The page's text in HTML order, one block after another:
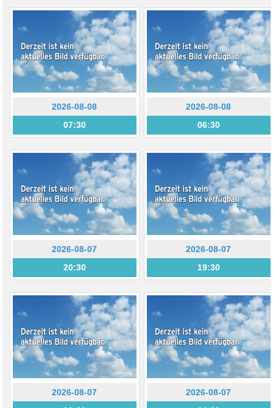
2026-08-08
07:30
2026-08-08
06:30
2026-08-07
20:30
2026-08-07
19:30
2026-08-07
2026-08-07